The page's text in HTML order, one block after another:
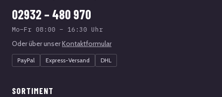
02932 – 480 970
Mo–Fr 08:00 – 16:30 Uhr
Oder über unserKontaktformular
PayPal Express-Versand DHL
SORTIMENT